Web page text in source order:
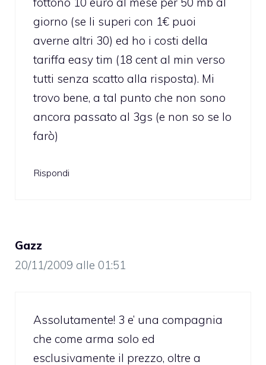
giorno (se li superi con 1€ puoi
averne altri 30) ed ho i costi della
tariffa easy tim (18 cent al min verso
tutti senza scatto alla risposta). Mi
trovo bene, a tal punto che non sono
ancora passato al 3gs (e non so se lo
farò)
Rispondi
Gazz
20/11/2009 alle 01:51
Assolutamente! 3 e’ una compagnia
che come arma solo ed
esclusivamente il prezzo, oltre a